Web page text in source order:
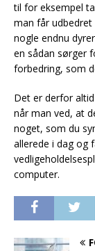
til for eksempel
man får
nogle endnu
en sådan sørger
forbedring, som
Det er derfor
når man ved, at
noget, som du
allerede i dag og
computer.